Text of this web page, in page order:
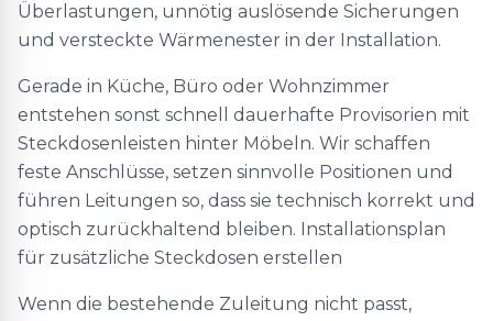
Überlastungen, unnötig auslösende Sicherungen
und versteckte Wärmenester in der Installation.
Gerade in Küche, Büro oder Wohnzimmer
entstehen sonst schnell dauerhafte Provisorien mit
Steckdosenleisten hinter Möbeln. Wir schaffen
feste Anschlüsse, setzen sinnvolle Positionen und
führen Leitungen so, dass sie technisch korrekt und
optisch zurückhaltend bleiben. Installationsplan
für zusätzliche Steckdosen erstellen
Wenn die bestehende Zuleitung nicht passt,